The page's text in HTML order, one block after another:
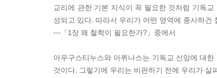
교리에 관한 기본 지식이 꼭 필요한 것처럼 기독
성되고 있다. 따라서 우리가 어떤 영역에 종사하건
---「1장 왜 철학이 필요한가?」중에서
아우구스티누스와 아퀴나스는 기독교 신앙에 대
것이다. 그렇기에 우리는 비판하기 전에 우리가